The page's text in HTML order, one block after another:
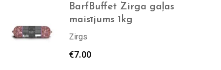
BarfBuffet Zirga gaļas
maisījums 1kg
Zirgs
€7.00